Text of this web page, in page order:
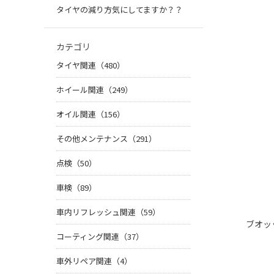
ブオ
タイヤの減り方気にしてますか？？
カテゴリ
タイヤ関連（480）
ホイール関連（249）
オイル関連（156）
その他メンテナンス（291）
点検（50）
車検（89）
車内リフレッシュ関連（59）
コーティング関連（37）
車外リペア関連（4）